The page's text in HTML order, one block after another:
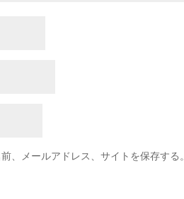
、メールアドレス、サイトを保存する。